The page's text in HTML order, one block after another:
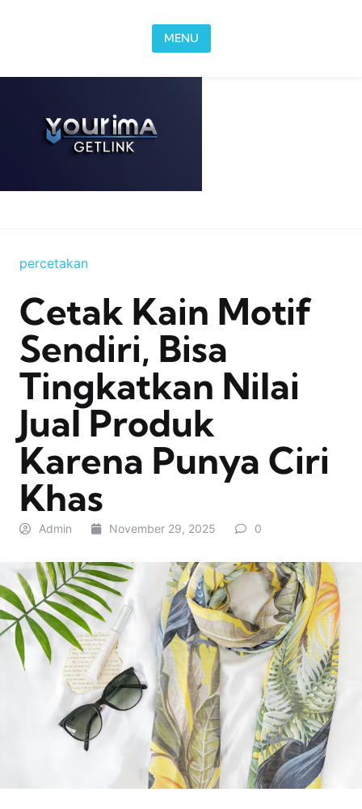
MENU
percetakan
Cetak Kain Motif
Sendiri, Bisa
Tingkatkan Nilai
Jual Produk
Karena Punya Ciri
Khas
Admin November 29, 2025 0